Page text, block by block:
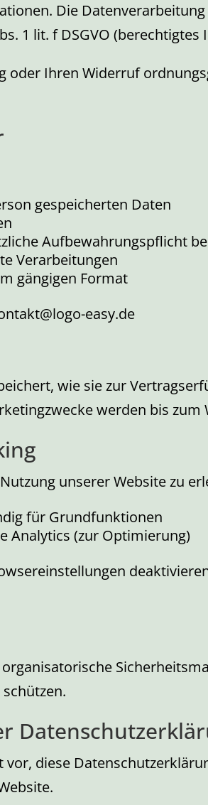
Die
1 lit. f DSGVO
oder Ihren Widerruf
gespeicherten Daten
Aufbewahrungspflicht
Verarbeitungen
gängigen Format
easy.de
wie sie zur
werden bis
unserer Website zu
für Grundfunktionen
Analytics (zur Optimierung)
vor, diese